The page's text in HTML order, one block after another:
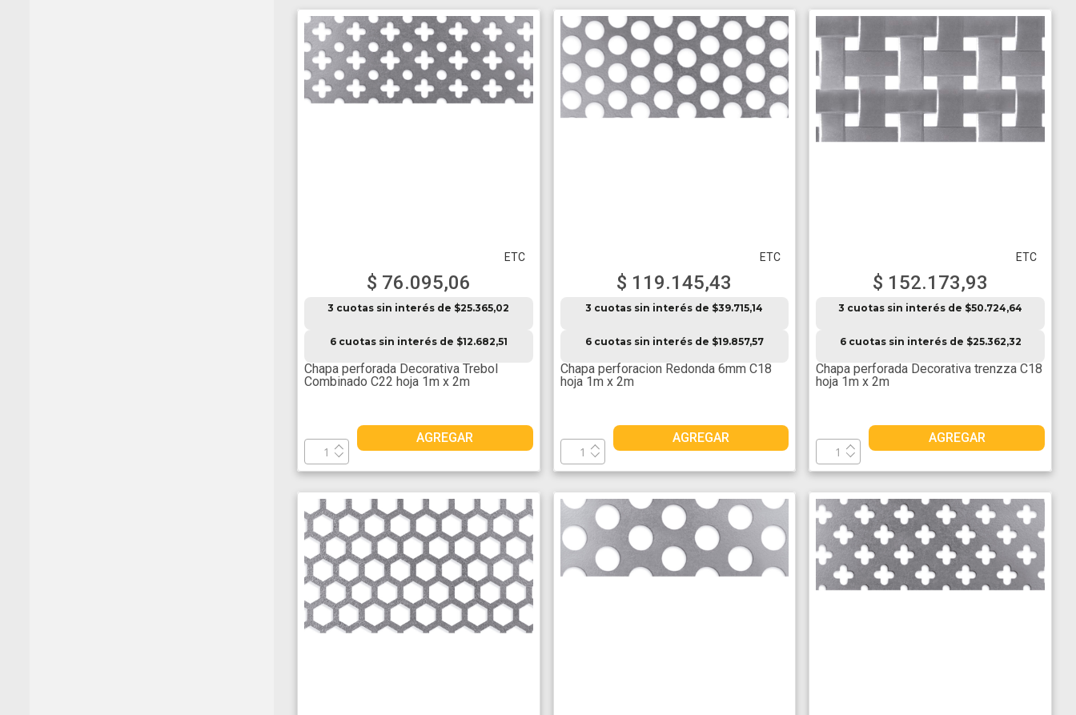
ETC
$ 76.095,06
3 cuotas sin interés de $25.365,02
6 cuotas sin interés de $12.682,51
Chapa perforada Decorativa Trebol
Combinado C22 hoja 1m x 2m
AGREGAR
ETC
$ 119.145,43
3 cuotas sin interés de $39.715,14
6 cuotas sin interés de $19.857,57
Chapa perforacion Redonda 6mm C18
hoja 1m x 2m
AGREGAR
ETC
$ 152.173,93
3 cuotas sin interés de $50.724,64
6 cuotas sin interés de $25.362,32
Chapa perforada Decorativa trenzza C18
hoja 1m x 2m
AGREGAR